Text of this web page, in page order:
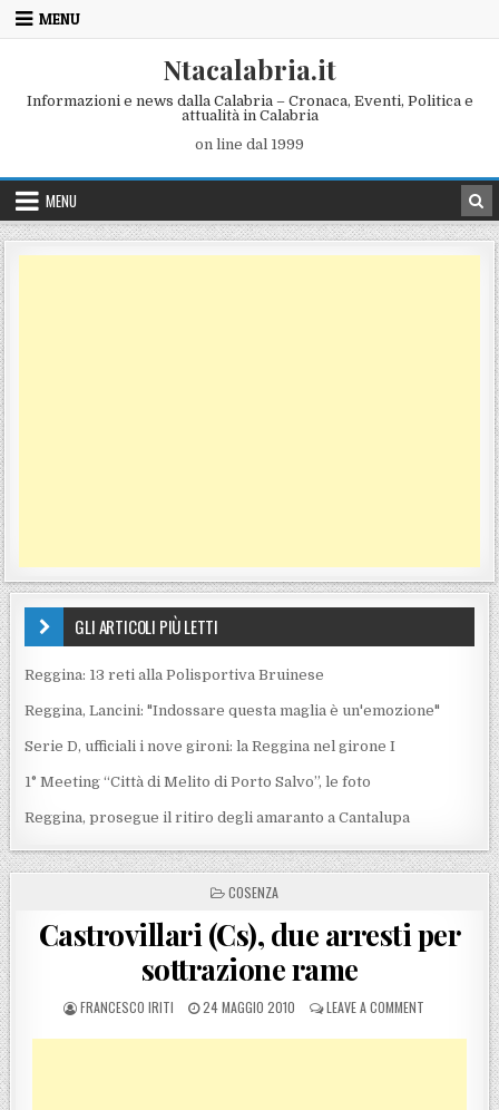
Skip to content
MENU
Ntacalabria.it
Informazioni e news dalla Calabria – Cronaca, Eventi, Politica e
attualità in Calabria
on line dal 1999
MENU
GLI ARTICOLI PIÙ LETTI
Reggina: 13 reti alla Polisportiva Bruinese
Reggina, Lancini: "Indossare questa maglia è un'emozione"
Serie D, ufficiali i nove gironi: la Reggina nel girone I
1° Meeting “Città di Melito di Porto Salvo”, le foto
Reggina, prosegue il ritiro degli amaranto a Cantalupa
POSTED IN
COSENZA
Castrovillari (Cs), due arresti per
sottrazione rame
POSTED BY
FRANCESCO IRITI POSTED ON
24 MAGGIO 2010 LEAVE A COMMENT ON